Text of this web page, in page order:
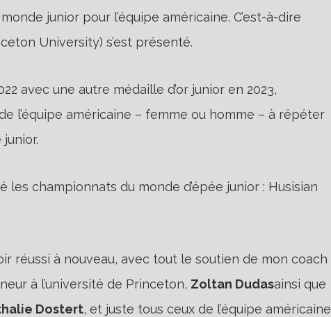
junior pour l’équipe américaine. C’est-à-dire
University) s’est présenté.
avec une autre médaille d’or junior en 2023,
l’équipe américaine – femme ou homme – à répéter
championnats du monde d’épée junior : Husisian
réussi à nouveau, avec tout le soutien de mon coach
à l’université de Princeton, Zoltan Dudasainsi que
Dostert, et juste tous ceux de l’équipe américaine